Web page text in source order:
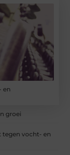
en
groei
tegen vocht- en